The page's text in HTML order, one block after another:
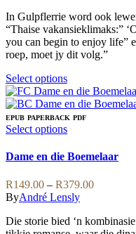
In Gulpflerrie word ook
“Thaise vakansieklimaks:”
you can begin to enjoy life”
roep, moet jy dit volg.”
Select optionsThis
product
has
multiple
variants.
options
be
chosen
on
the
product
EPUB PAPERBACK PDF
Select optionsThis
has
variants.
The
options
may
be
Dame en die Boemelaar
R149.00 – R379.00Price
through
ByAndré Lensly
Die storie bied ‘n